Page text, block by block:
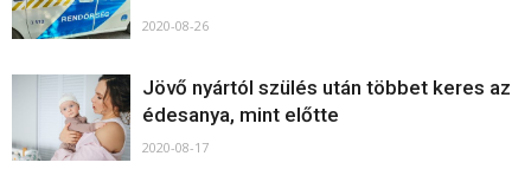
2020-08-26
Jövő nyártól szülés után többet keres az
édesanya, mint előtte
2020-08-17